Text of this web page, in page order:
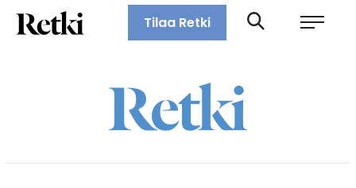
Siirry
suoraan
Retki-lehti
Tilaa Retki